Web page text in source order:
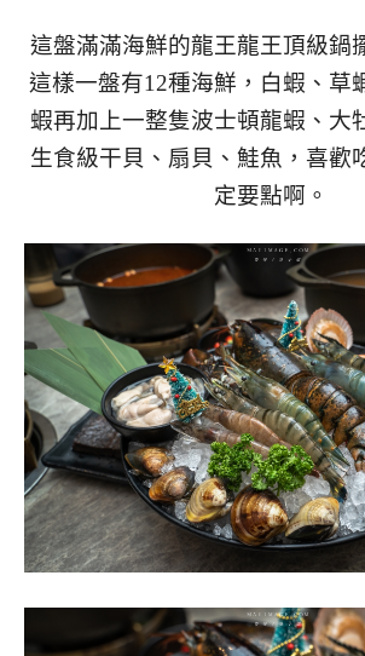
這盤滿滿海鮮的龍王龍王頂級鍋
這樣一盤有12種海鮮，白蝦、草
蝦再加上一整隻波士頓龍蝦、大
生食級干貝、扇貝、鮭魚，喜歡
定要點啊。